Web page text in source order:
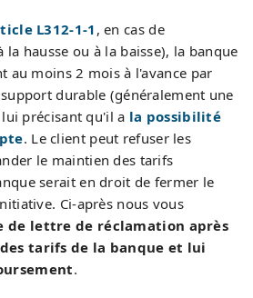
L312-1-1 , en cas de
hausse ou à la baisse), la banque
au moins 2 mois à l'avance par
durable (généralement une
précisant qu'il a la possibilité
. Le client peut refuser les
le maintien des tarifs
serait en droit de fermer le
Ci-après nous vous
de lettre de réclamation après
tarifs de la banque et lui
.